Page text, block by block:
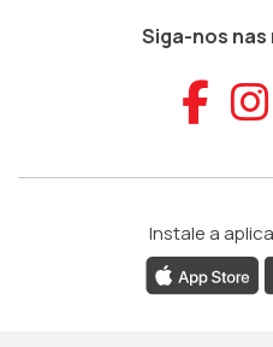
Siga-nos
Instale a